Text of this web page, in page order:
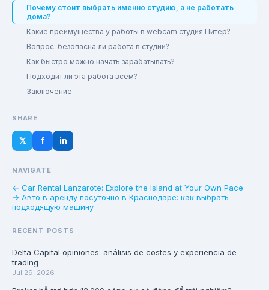
Почему стоит выбрать именно студию, а не работать
дома?
Какие преимущества у работы в webcam студия Питер?
Вопрос: безопасна ли работа в студии?
Как быстро можно начать зарабатывать?
Подходит ли эта работа всем?
Заключение
SHARE
𝕏 f in
NAVIGATE
← Car Rental Lanzarote: Explore the Island at Your Own Pace
→ Авто в аренду посуточно в Краснодаре: как выбрать
подходящую машину
RECENT POSTS
Delta Capital opiniones: análisis de costes y experiencia de
trading
Jul 29, 2026